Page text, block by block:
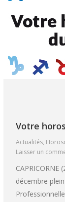
Votre
Actualités,
Laisser un
CAPRICORNE
décembre